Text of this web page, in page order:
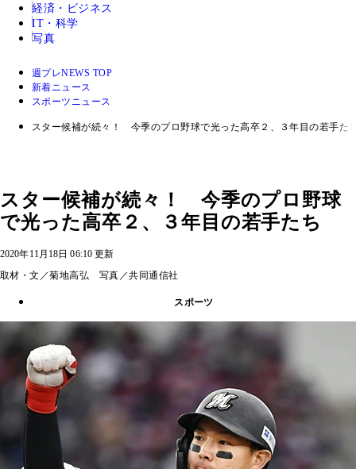
経済・ビジネス
IT・科学
写真
週プレNEWS TOP
新着ニュース
スポーツニュース
スター候補が続々！ 今季のプロ野球で光った高卒２、３年目の若手た
スター候補が続々！ 今季のプロ野球
で光った高卒２、３年目の若手たち
2020年11月18日 06:10 更新
取材・文／菊地高弘 写真／共同通信社
スポーツ